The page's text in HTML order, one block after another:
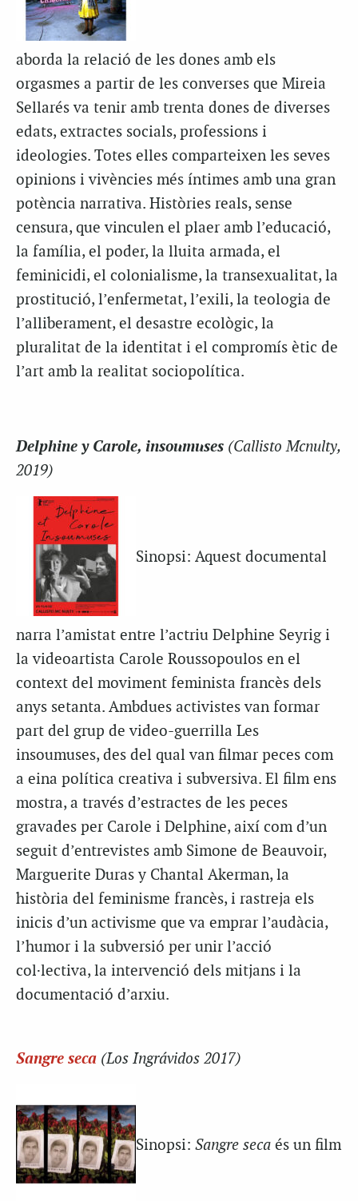
aborda la relació de les dones amb els
orgasmes a partir de les converses que Mireia
Sellarés va tenir amb trenta dones de diverses
edats, extractes socials, professions i
ideologies. Totes elles comparteixen les seves
opinions i vivències més íntimes amb una gran
potència narrativa. Històries reals, sense
censura, que vinculen el plaer amb l’educació,
la família, el poder, la lluita armada, el
feminicidi, el colonialisme, la transexualitat, la
prostitució, l’enfermetat, l’exili, la teologia de
l’alliberament, el desastre ecològic, la
pluralitat de la identitat i el compromís ètic de
l’art amb la realitat sociopolítica.
Delphine y Carole, insoumuses (Callisto Mcnulty,
2019)
Sinopsi: Aquest documental
narra l’amistat entre l’actriu Delphine Seyrig i
la videoartista Carole Roussopoulos en el
context del moviment feminista francès dels
anys setanta. Ambdues activistes van formar
part del grup de video-guerrilla Les
insoumuses, des del qual van filmar peces com
a eina política creativa i subversiva. El film ens
mostra, a través d’estractes de les peces
gravades per Carole i Delphine, així com d’un
seguit d’entrevistes amb Simone de Beauvoir,
Marguerite Duras y Chantal Akerman, la
història del feminisme francès, i rastreja els
inicis d’un activisme que va emprar l’audàcia,
l’humor i la subversió per unir l’acció
col·lectiva, la intervenció dels mitjans i la
documentació d’arxiu.
Sangre seca (Los Ingrávidos 2017)
Sinopsi: Sangre seca és un film